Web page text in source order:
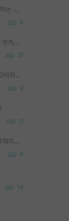
open ai가 ai대장아님? 그럼 쟤가 하는 말이 다 맞겠네
8
신생랩 1기 출신인데 신생랩은 줠라 무거운 바벨 같은거임. 들면 대박인데 못들면 깔려 죽음. 아무도 알려주지 않는 환경에서 자생해야하지만, 일단 살아남았다면 그 어떤 사람보다 악착같고 생존력 높은 사람으로 거듭날 수 있음
12
뭐 토익같은게 되버린거죠 토익 900이라고 영어잘하는건 아닙니다만 잘하는사람은 다 900을 넘는 그런
9
11
ㅋㅋㅋㅋㅋㅋ ㅠㅠ 그래서 일단 유명해지는게 중요한거같습니다
8
14